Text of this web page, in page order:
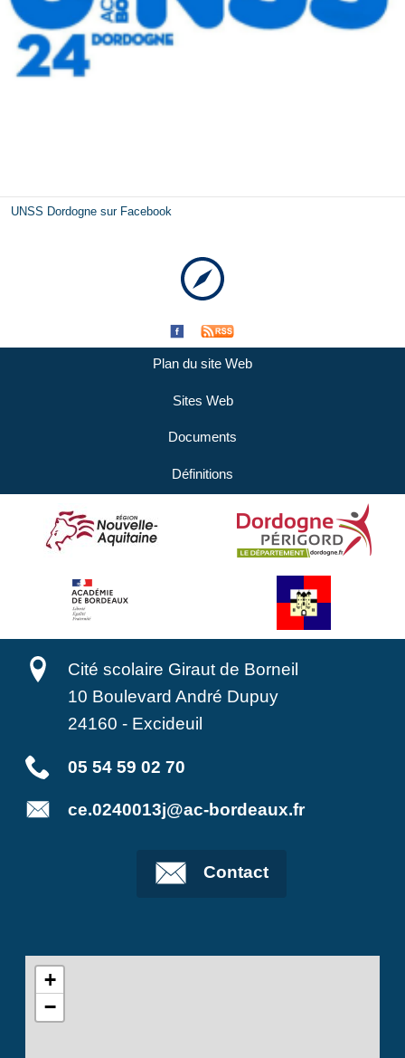
UNSS Dordogne sur Facebook
Plan du site Web
Sites Web
Documents
Définitions
Cité scolaire Giraut de Borneil
10 Boulevard André Dupuy
24160 - Excideuil
05 54 59 02 70
ce.0240013j@ac-bordeaux.fr
Contact
+
−